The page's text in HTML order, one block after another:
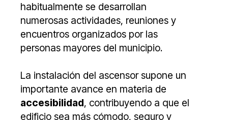
habitualmente se desarrollan
numerosas actividades, reuniones y
encuentros organizados por las
personas mayores del municipio.
La instalación del ascensor supone un
importante avance en materia de
accesibilidad, contribuyendo a que el
edificio sea más cómodo, seguro y